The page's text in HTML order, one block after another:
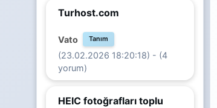
Turhost.com
Vato Tanım
(23.02.2026 18:20:18) - (4
yorum)
HEIC fotoğrafları toplu